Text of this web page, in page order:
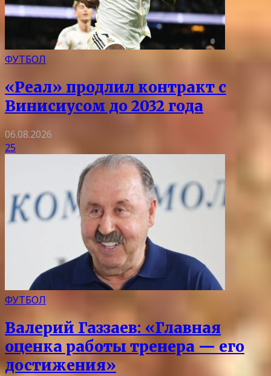
ФУТБОЛ
«Реал» продлил контракт с
Винисиусом до 2032 года
06.08.2026
25
ФУТБОЛ
Валерий Газзаев: «Главная
оценка работы тренера — его
достижения»